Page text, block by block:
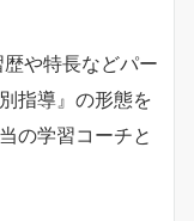
や特長などパー
指導』の形態を
の学習コーチと